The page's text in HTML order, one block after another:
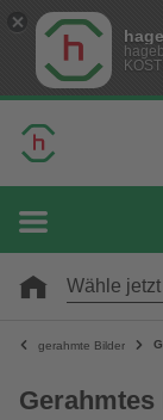
Wähle
gerahmte Bilder
Gerahmtes